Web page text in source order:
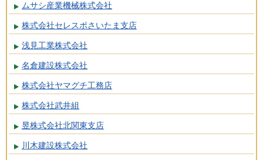
ムサシ産業機械株式会社
株式会社セレスポさいたま支店
浅見工業株式会社
名倉建設株式会社
株式会社ヤマグチ工務店
株式会社武井組
昱株式会社北関東支店
川木建設株式会社